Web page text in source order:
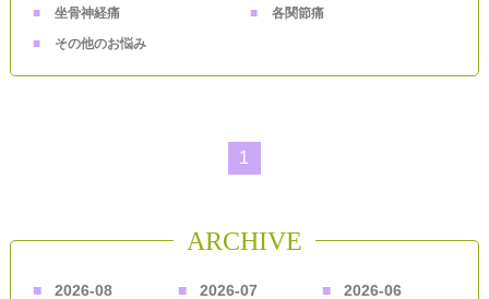
坐骨神経痛
各関節痛
その他のお悩み
1
ARCHIVE
2026-08 2026-07
2026-06